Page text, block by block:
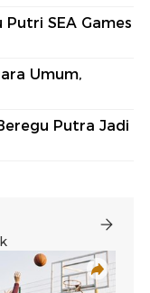
SEA Games
Umum,
Putra Jadi